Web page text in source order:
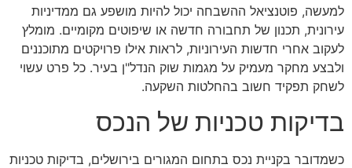
למעשה, פוטנציאל ההשבחה יכול להיות מושפע גם ממדיניות
עירונית, תכנון של תחבורה חדשה או שיפוטים מקומיים. מומלץ
לעקוב אחרי חדשות העירוניות, לראות אילו פרויקטים מתוכננים
ולבצע מחקר מעמיק על מגמות שוק הנדל"ן בעיר. כל פרט עשוי
לשחק תפקיד חשוב בהחלטות השקעה.
בדיקות טכניות של הנכס
כשמדובר בקניית נכס בתחום המגורים בירושלים, בדיקות טכניות